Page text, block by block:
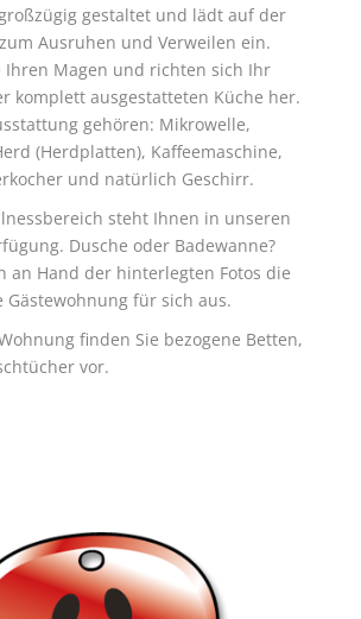
gestaltet und lädt auf der
Ausruhen und Verweilen ein.
Ihren Magen und richten sich Ihr
komplett ausgestatteten Küche her.
gehören: Mikrowelle,
(Herdplatten), Kaffeemaschine,
und natürlich Geschirr.
steht Ihnen in unseren
Dusche oder Badewanne?
an Hand der hinterlegten Fotos die
Gästewohnung für sich aus.
finden Sie bezogene Betten,
vor.